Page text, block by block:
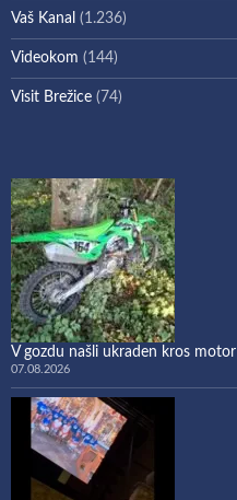
Vaš Kanal (1.236)
Videokom (144)
Visit Brežice (74)
V gozdu našli ukraden kros motor
07.08.2026